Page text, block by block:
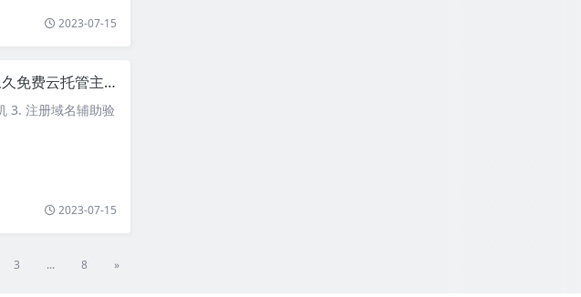
2023-07-15
费云托管主机
3. 注册域名辅助验
2023-07-15
3 ... 8 »